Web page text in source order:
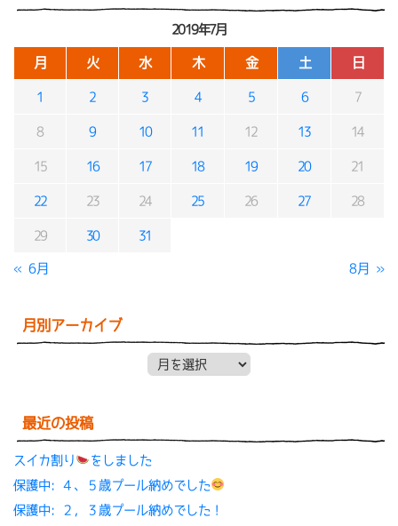
2019年7月
月 火 水 木 金 土 日
1 2 3 4 5 6 7
8 9 10 11 12 13 14
15 16 17 18 19 20 21
22 23 24 25 26 27 28
29 30 31
« 6月 8月 »
月別アーカイブ
最近の投稿
スイカ割り
をしました
保護中: ４、５歳プール納めでした
保護中: ２，３歳プール納めでした！